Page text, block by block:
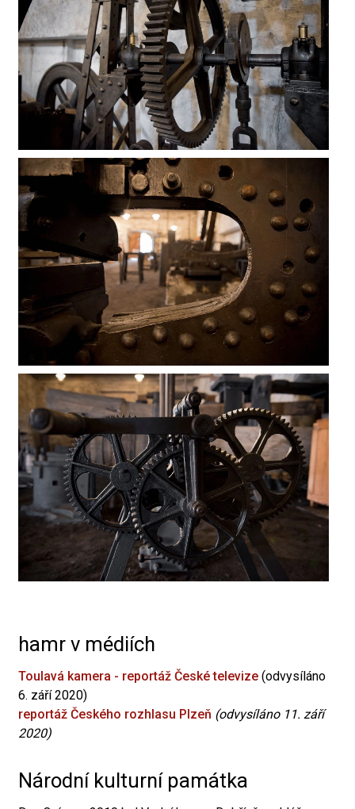
hamr v médiích
Toulavá kamera - reportáž České televize (odvysíláno
6. září 2020)
reportáž Českého rozhlasu Plzeň (odvysíláno 11. září
2020)
Národní kulturní památka